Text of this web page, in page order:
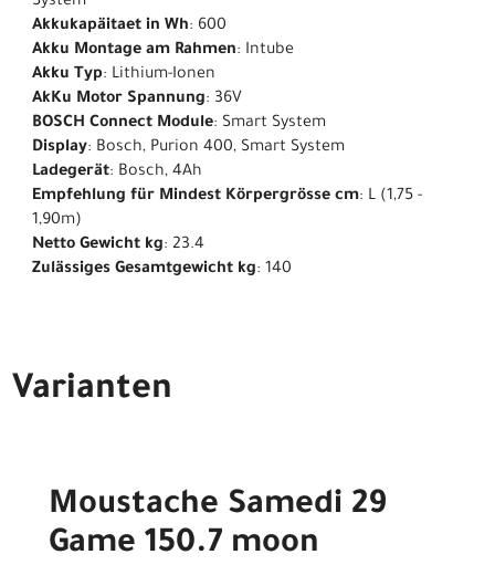
Akkukapäitaet in Wh: 600
Akku Montage am Rahmen: Intube
Akku Typ: Lithium-Ionen
AkKu Motor Spannung: 36V
BOSCH Connect Module: Smart System
Display: Bosch, Purion 400, Smart System
Ladegerät: Bosch, 4Ah
Empfehlung für Mindest Körpergrösse cm: L (1,75 -
1,90m)
Netto Gewicht kg: 23.4
Zulässiges Gesamtgewicht kg: 140
Varianten
Moustache Samedi 29
Game 150.7 moon